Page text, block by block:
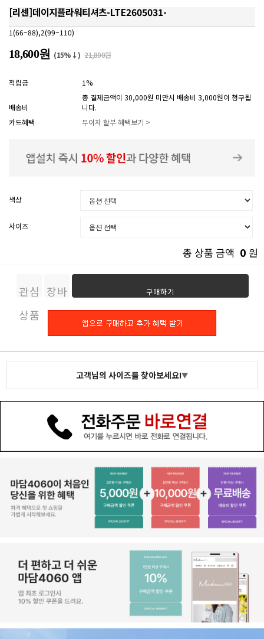
[리센]데이지플라워티셔츠-LTE2605031-
1(66~88),2(99~110)
18,600원 (15%↓) 21,800원
적립금 1%
배송비
총 결제금액이 30,000원 미만시 배송비 3,000원이 청구됩
니다.
카드혜택
무이자 할부 혜택보기 >
색상
사이즈
총 상품 금액 0 원
관심
상품
장바
구니
구매하기
고객님의 사이즈를 찾아보세요!▼